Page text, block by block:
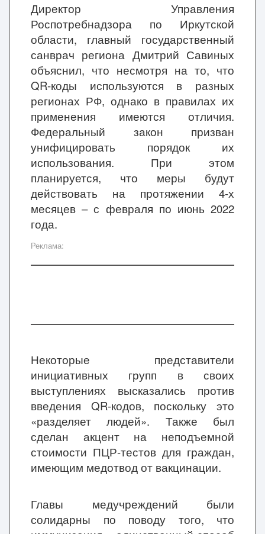
Директор Управления
Роспотребнадзора по Иркутской
области, главный государственный
санврач региона Дмитрий Савиных
объяснил, что несмотря на то, что
QR-коды используются в разных
регионах РФ, однако в правилах их
применения имеются отличия.
Федеральный закон призван
унифицировать порядок их
использования. При этом
планируется, что меры будут
действовать на протяжении 4-х
месяцев – с февраля по июнь 2022
года.
Реклама:
Некоторые представители
инициативных групп в своих
выступлениях высказались против
введения QR-кодов, поскольку это
«разделяет людей». Также был
сделан акцент на неподъемной
стоимости ПЦР-тестов для граждан,
имеющим медотвод от вакцинации.
Главы медучреждений были
солидарны по поводу того, что